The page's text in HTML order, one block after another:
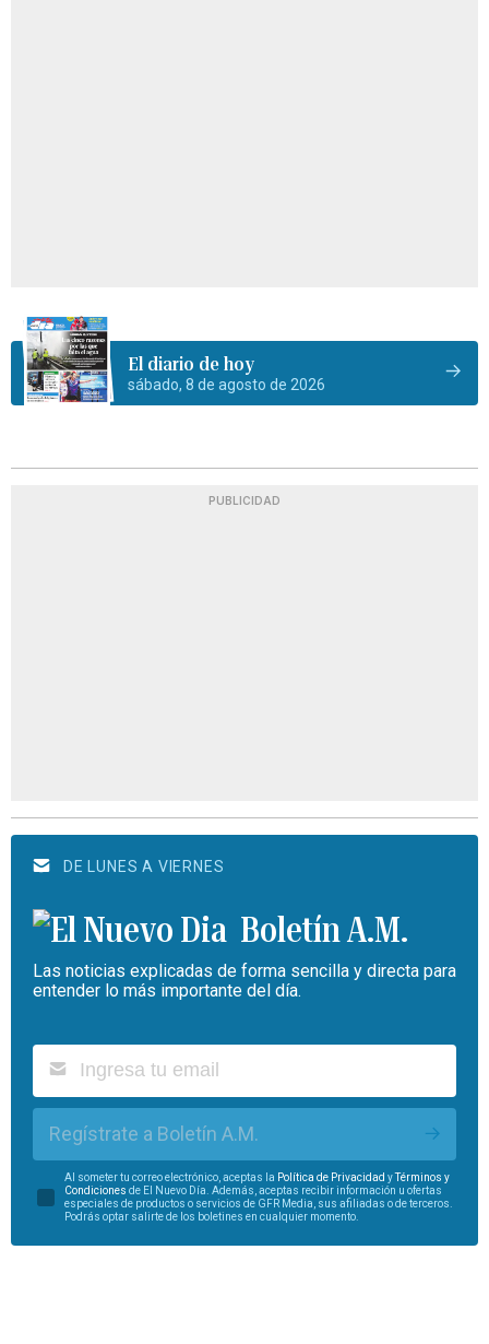
El diario de hoy
sábado, 8 de agosto de 2026
PUBLICIDAD
DE LUNES A VIERNES
Boletín A.M.
Las noticias explicadas de forma sencilla y directa para
entender lo más importante del día.
Regístrate a Boletín A.M.
Al someter tu correo electrónico, aceptas la Política de Privacidad yTérminos y
Condiciones de El Nuevo Día. Además, aceptas recibir información u ofertas
especiales de productos o servicios de GFR Media, sus afiliadas o de terceros.
Podrás optar salirte de los boletines en cualquier momento.